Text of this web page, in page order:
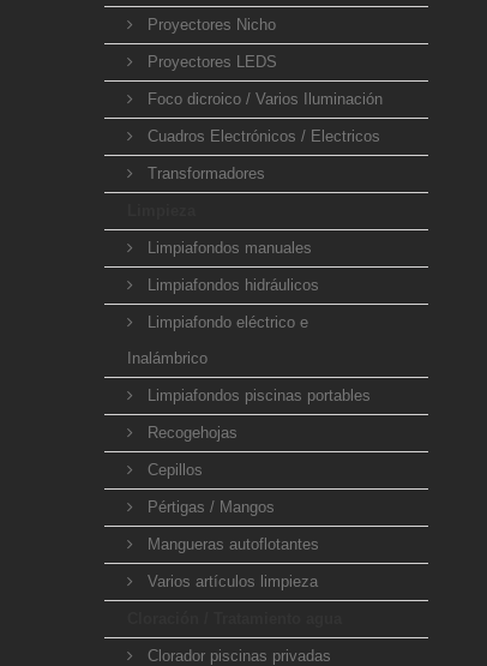
Proyectores Nicho
Proyectores LEDS
Foco dicroico / Varios Iluminación
Cuadros Electrónicos / Electricos
Transformadores
Limpiafondos manuales
Limpiafondos hidráulicos
Limpiafondo eléctrico e
Inalámbrico
Limpiafondos piscinas portables
Recogehojas
Cepillos
Pértigas / Mangos
Mangueras autoflotantes
Varios artículos limpieza
Clorador piscinas privadas